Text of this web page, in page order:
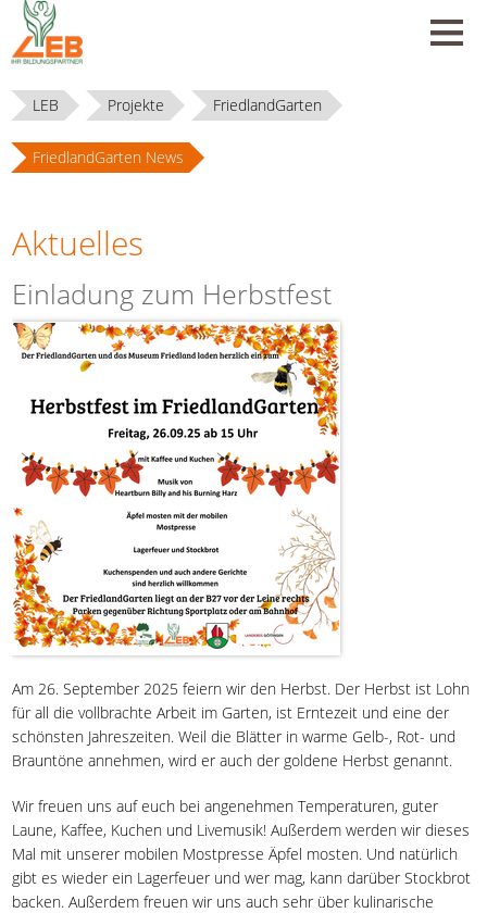
LEB Projekte FriedlandGarten
FriedlandGarten News
Aktuelles
Einladung zum Herbstfest
Am 26. September 2025 feiern wir den Herbst. Der Herbst ist Lohn
für all die vollbrachte Arbeit im Garten, ist Erntezeit und eine der
schönsten Jahreszeiten. Weil die Blätter in warme Gelb-, Rot- und
Brauntöne annehmen, wird er auch der goldene Herbst genannt.
Wir freuen uns auf euch bei angenehmen Temperaturen, guter
Laune, Kaffee, Kuchen und Livemusik! Außerdem werden wir dieses
Mal mit unserer mobilen Mostpresse Äpfel mosten. Und natürlich
gibt es wieder ein Lagerfeuer und wer mag, kann darüber Stockbrot
backen. Außerdem freuen wir uns auch sehr über kulinarische